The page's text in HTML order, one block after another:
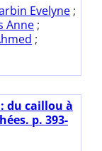
Evelyne ;
Anne ;
;
du caillou à
p. 393-